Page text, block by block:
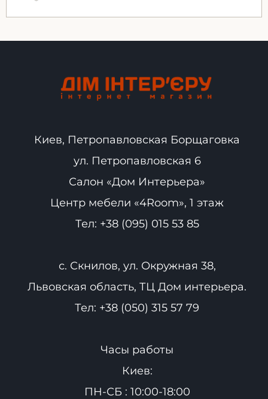
Киев, Петропавловская Борщаговка
ул. Петропавловская 6
Салон «Дом Интерьера»
Центр мебели «4Room», 1 этаж
Тел: +38 (095) 015 53 85
с. Скнилов, ул. Окружная 38,
Львовская область, ТЦ Дом интерьера.
Тел: +38 (050) 315 57 79
Часы работы
Киев:
ПН-СБ : 10:00-18:00